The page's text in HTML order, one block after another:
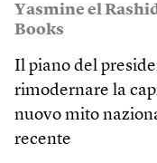
Yasmine el
Books
Il piano del
rimodernare la
nuovo mito
recente